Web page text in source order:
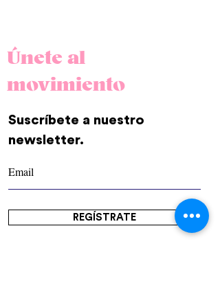
Únete al
movimiento
Suscríbete a nuestro
newsletter.
REGÍSTRATE